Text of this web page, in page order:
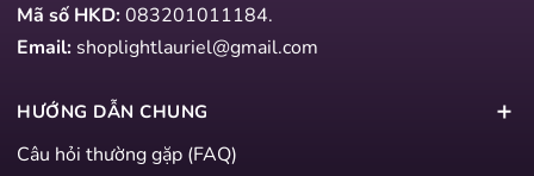
Mã số HKD:083201011184.
Email: shoplightlauriel@gmail.com
HƯỚNG DẪN CHUNG
Câu hỏi thường gặp (FAQ)